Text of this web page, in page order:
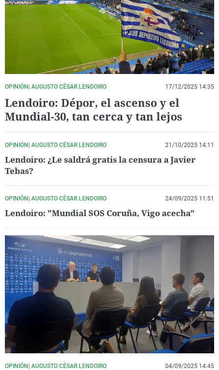
La rosa de los vientos
Gente viajera
Como el perro y el
Caso
Retornados
Equipo de
Operación Viuda
Extremadura
Galicia
La Rioja
Navarra
País Vasco
Virales
Televisión
Elecciones
OPINIÓN| AUGUSTO CÉSAR LENDOIRO 17/12/2025 14:35
Lendoiro: Dépor, el ascenso y el
Mundial-30, tan cerca y tan lejos
OPINIÓN| AUGUSTO CÉSAR LENDOIRO 21/10/2025 14:11
Lendoiro: ¿Le saldrá gratis la censura a Javier
Tebas?
OPINIÓN| AUGUSTO CÉSAR LENDOIRO 24/09/2025 11:51
Lendoiro: "Mundial SOS Coruña, Vigo acecha"
OPINIÓN| AUGUSTO CÉSAR LENDOIRO 04/09/2025 14:45